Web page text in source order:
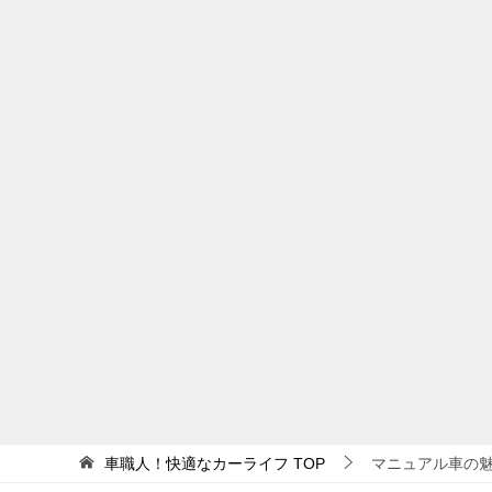
車職人！快適なカーライフ TOP マニュアル車の